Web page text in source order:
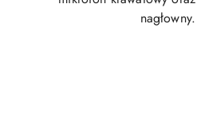
nagłowny.